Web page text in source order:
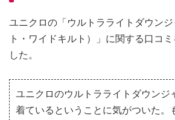
ユニクロの「ウルトラライトダウン
ト・ワイドキルト）」に関する口コ
した。
ユニクロのウルトラライトダウンジ
着ているということに気がついた。